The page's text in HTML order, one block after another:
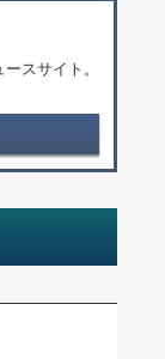
スサイト。